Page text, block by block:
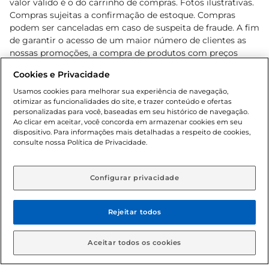
valor válido é o do carrinho de compras. Fotos ilustrativas.
Compras sujeitas a confirmação de estoque. Compras
podem ser canceladas em caso de suspeita de fraude. A fim
de garantir o acesso de um maior número de clientes as
nossas promoções, a compra de produtos com preços
cliente. Os preços, ofertas e condições são exclusivos para
o e-commerce e válidos durante o dia de hoje, podendo
sofrer alterações sem prévia notificação. Proibida a venda
de bebidas alcoólicas para menores de 18 anos, conforme
Lei n.º 8069/90, art. 81, inciso II (Estatuto da Criança e do
Adolescente). Preços e condições exclusivos para o
aviso prévio. O valor mínimo para as compras on-line é de
© 2026 Copyright. Todos os direitos
reservados Gbarbosa.
Cookies e Privacidade
Usamos cookies para melhorar sua experiência de navegação,
otimizar as funcionalidades do site, e trazer conteúdo e ofertas
personalizadas para você, baseadas em seu histórico de navegação.
Ao clicar em aceitar, você concorda em armazenar cookies em seu
dispositivo. Para informações mais detalhadas a respeito de cookies,
consulte nossa Política de Privacidade.
Configurar privacidade
Rejeitar todos
Aceitar todos os cookies